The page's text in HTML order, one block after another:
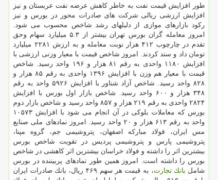
طور افزایش قیمت نفت به خاطر كاهش عرضه نفت عربستان و نیز
افزایش ارزشی ریالی شركت های صادرات محور در بورس و نیز
ركود بازارهای موازی از دلیلهای رشد شاخص محسوب می شود.
امروز معامله گران بورس تهران بیشتر از ۵.۳ میلیارد سهام وحق
تقدم در چارچوب ۴۱۲ هزار نوبت معامله و به ارزش ۲۲۸۱ میلیارد
تومان داد و ستد كردند. امروز شاخص قیمت با معیار وزنی ارزشی با
افزایش ۱۱۸۰ واحدی به رقم ۸۱ هزار و ۱۹۶ واحد رسید. شاخص
قیمت با معیار هم وزن با افزایش ۱۳۹۶ واحدی به رقم ۸۵ هزار و
۸۲۸ واحد رسید. شاخص آزاد شناور با افزایش ۵۹۲۶ واحد به رقم
۳۴۸ هزار و ۶۰۰ واحد رسید. شاخص بازار اول بورس با افزایش
۲۸۲۴ واحدی به رقم ۲۱۹ هزار و ۸۵۷ واحد رسید و شاخص بازار دوم
بورس كه معاملات بلوكی در آن انجام می شود با افزایش ۱۰۵۷۳
واحد به رقم ۶۱۳ هزار و ۲۰ واحد رسید. امروز نمادهای ملی صنایع
مس ایران، فولاد مباركه اصفهان، پتروشیمی جم، گروه مپنا،
پتروشیمی پارس و پتروشیمی پردیس در تقویت شاخص بورس
بیشترین اثر را داشته و فولاد خراسان بیشترین اثر كاهشی در شاخص
بورس را داشته است. امروز همین طور نمادهای پربیننده در بورس
شامل بانك تجارت
، به قیمت هر سهم ۴۶۹ ریال، بانك صادرات ایران